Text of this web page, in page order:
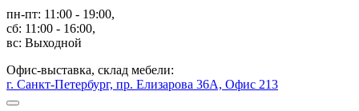
пн-пт: 11:00 - 19:00,
сб: 11:00 - 16:00,
вс: Выходной
Офис-выставка, склад мебели:
г. Санкт-Петербург, пр. Елизарова 36А, Офис 213